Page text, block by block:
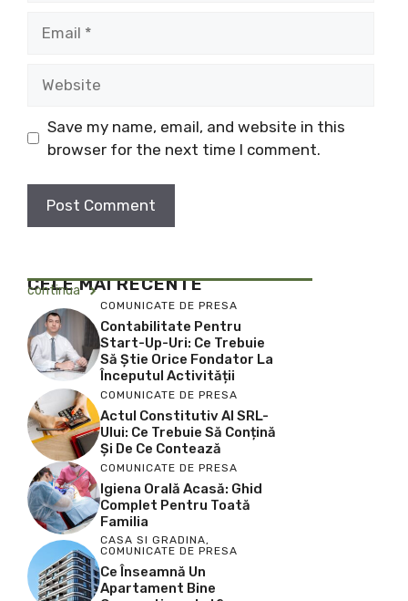
Save my name, email, and website in this
browser for the next time I comment.
CELE MAI RECENTE
continua
COMUNICATE DE PRESA
Contabilitate Pentru
Start-Up-Uri: Ce Trebuie
Să Știe Orice Fondator La
Începutul Activității
COMUNICATE DE PRESA
Actul Constitutiv Al SRL-
Ului: Ce Trebuie Să Conțină
Și De Ce Contează
COMUNICATE DE PRESA
Igiena Orală Acasă: Ghid
Complet Pentru Toată
Familia
CASA SI GRADINA,
COMUNICATE DE PRESA
Ce Înseamnă Un
Apartament Bine